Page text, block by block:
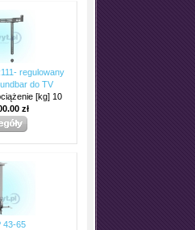
regulowany
do TV
[kg] 10
zł
43-65